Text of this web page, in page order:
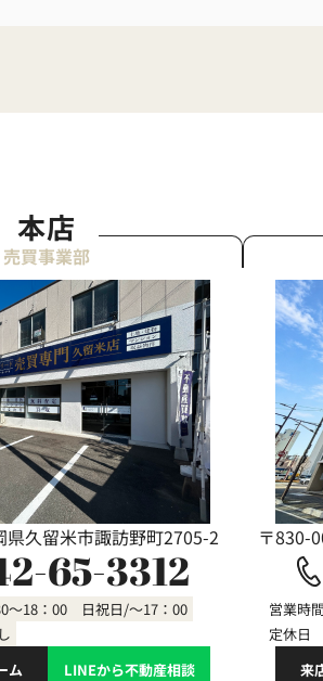
本店
売買事業部
県久留米市諏訪野町2705-2
65-3312
～18：00 日祝日/～17：00
ム
LINEから不動産相談
〒830-
営業時
定休日
来